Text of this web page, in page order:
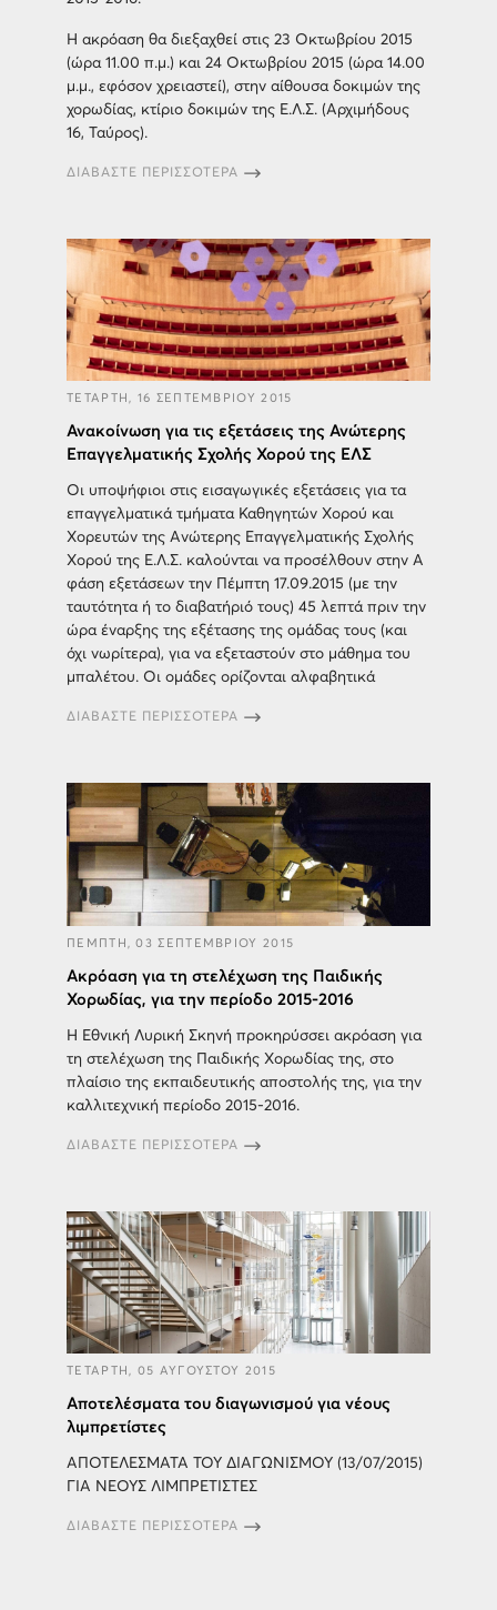
Η ακρόαση θα διεξαχθεί στις 23 Οκτωβρίου 2015
(ώρα 11.00 π.μ.) και 24 Οκτωβρίου 2015 (ώρα 14.00
μ.μ., εφόσον χρειαστεί), στην αίθουσα δοκιμών της
χορωδίας, κτίριο δοκιμών της Ε.Λ.Σ. (Αρχιμήδους
16, Ταύρος).
ΔΙΑΒΑΣΤΕ ΠΕΡΙΣΣΟΤΕΡΑ
ΤΕΤΑΡΤΗ, 16 ΣΕΠΤΕΜΒΡΙΟΥ 2015
Ανακοίνωση για τις εξετάσεις της Ανώτερης
Επαγγελματικής Σχολής Χορού της ΕΛΣ
Οι υποψήφιοι στις εισαγωγικές εξετάσεις για τα
επαγγελματικά τμήματα Καθηγητών Χορού και
Χορευτών της Ανώτερης Επαγγελματικής Σχολής
Χορού της Ε.Λ.Σ. καλούνται να προσέλθουν στην Α
φάση εξετάσεων την Πέμπτη 17.09.2015 (με την
ταυτότητα ή το διαβατήριό τους) 45 λεπτά πριν την
ώρα έναρξης της εξέτασης της ομάδας τους (και
όχι νωρίτερα), για να εξεταστούν στο μάθημα του
μπαλέτου. Οι ομάδες ορίζονται αλφαβητικά
ΔΙΑΒΑΣΤΕ ΠΕΡΙΣΣΟΤΕΡΑ
ΠΕΜΠΤΗ, 03 ΣΕΠΤΕΜΒΡΙΟΥ 2015
Ακρόαση για τη στελέχωση της Παιδικής
Χορωδίας, για την περίοδο 2015-2016
Η Εθνική Λυρική Σκηνή προκηρύσσει ακρόαση για
τη στελέχωση της Παιδικής Χορωδίας της, στο
πλαίσιο της εκπαιδευτικής αποστολής της, για την
καλλιτεχνική περίοδο 2015-2016.
ΔΙΑΒΑΣΤΕ ΠΕΡΙΣΣΟΤΕΡΑ
ΤΕΤΑΡΤΗ, 05 ΑΥΓΟΥΣΤΟΥ 2015
Αποτελέσματα του διαγωνισμού για νέους
λιμπρετίστες
ΑΠΟΤΕΛΕΣΜΑΤΑ ΤΟΥ ΔΙΑΓΩΝΙΣΜΟΥ (13/07/2015)
ΓΙΑ ΝΕΟΥΣ ΛΙΜΠΡΕΤΙΣΤΕΣ
ΔΙΑΒΑΣΤΕ ΠΕΡΙΣΣΟΤΕΡΑ